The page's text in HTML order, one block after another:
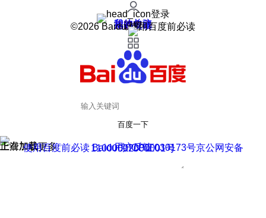
登录
我的关注
我的收藏
皮肤中心
用户反馈
设置
©2026 Baidu 使用百度前必读
百度一下
正在加载
上滑加载更多 用户反馈
使用百度前必读 Baidu 京ICP证030173号
京公网安备11000002000001号